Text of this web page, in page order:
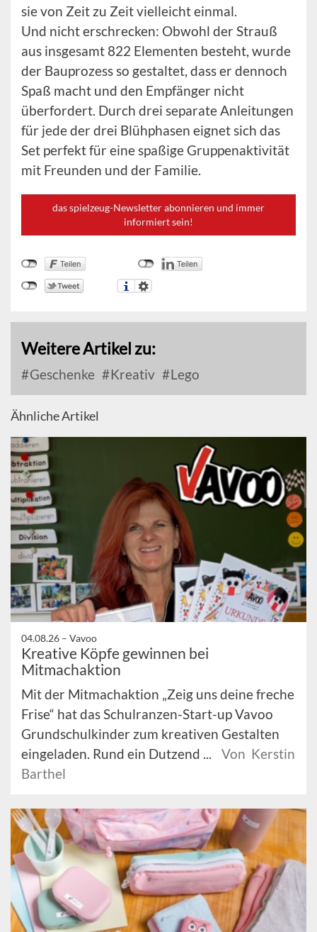
sie von Zeit zu Zeit vielleicht einmal.
Und nicht erschrecken: Obwohl der Strauß
aus insgesamt 822 Elementen besteht, wurde
der Bauprozess so gestaltet, dass er dennoch
Spaß macht und den Empfänger nicht
überfordert. Durch drei separate Anleitungen
für jede der drei Blühphasen eignet sich das
Set perfekt für eine spaßige Gruppenaktivität
mit Freunden und der Familie.
das spielzeug-Newsletter abonnieren und immer
informiert sein!
Weitere Artikel zu:
Geschenke Kreativ Lego
Ähnliche Artikel
04.08.26 – Vavoo
Kreative Köpfe gewinnen bei
Mitmachaktion
Mit der Mitmachaktion „Zeig uns deine freche
Frise“ hat das Schulranzen-Start-up Vavoo
Grundschulkinder zum kreativen Gestalten
eingeladen. Rund ein Dutzend ...
Von Kerstin
Barthel